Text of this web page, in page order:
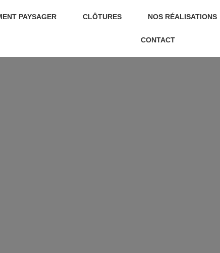
PAYSAGER CLÔTURES NOS RÉALISATIONS
CONTACT